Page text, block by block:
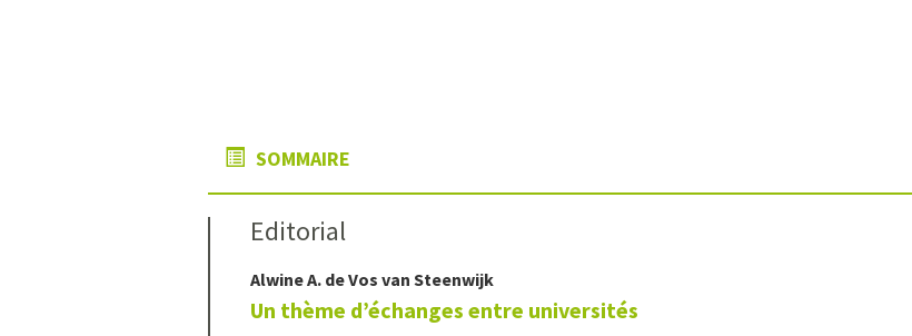
SOMMAIRE
Editorial
Alwine A. de Vos van Steenwijk
Un thème d’échanges entre universités